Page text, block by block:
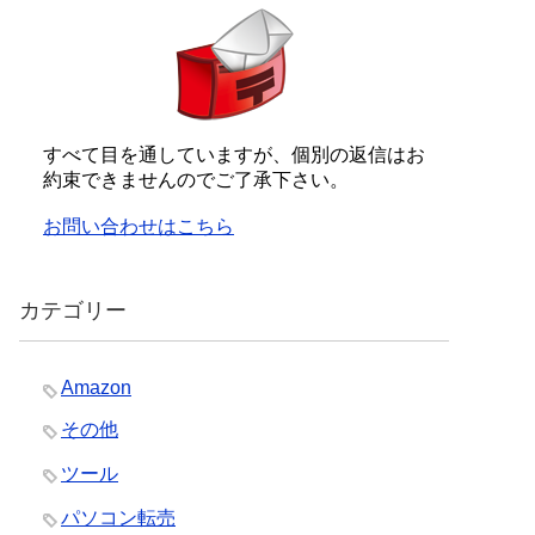
すべて目を通していますが、個別の返信はお
約束できませんのでご了承下さい。
お問い合わせはこちら
カテゴリー
Amazon
その他
ツール
パソコン転売